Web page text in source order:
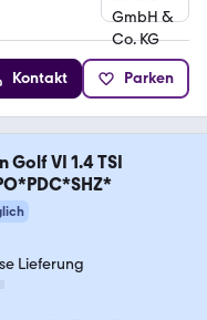
Kontakt Parken
Golf VI 1.4 TSI
Lieferung